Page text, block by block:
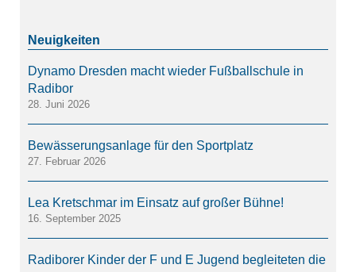
Dynamo Dresden macht wieder Fußballschule in
Radibor
28. Juni 2026
Bewässerungsanlage für den Sportplatz
27. Februar 2026
Lea Kretschmar im Einsatz auf großer Bühne!
16. September 2025
Radiborer Kinder der F und E Jugend begleiteten die